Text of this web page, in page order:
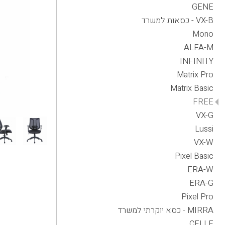
GENE
VX-B - כסאות למשרד
Mono
ALFA-M
INFINITY
Matrix Pro
Matrix Basic
FREE
VX-G
Lussi
VX-W
Pixel Basic
ERA-W
ERA-G
Pixel Pro
MIRRA - כסא יוקרתי למשרד